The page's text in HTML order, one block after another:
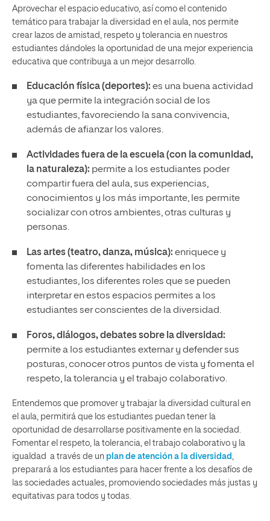
Aprovechar el espacio educativo, así como el contenido
temático para trabajar la diversidad en el aula, nos permite
crear lazos de amistad, respeto y tolerancia en nuestros
estudiantes dándoles la oportunidad de una mejor experiencia
educativa que contribuya a un mejor desarrollo.
Educación física (deportes): es una buena actividad
ya que permite la integración social de los
estudiantes, favoreciendo la sana convivencia,
además de afianzar los valores.
Actividades fuera de la escuela (con la comunidad,
la naturaleza): permite a los estudiantes poder
compartir fuera del aula, sus experiencias,
conocimientos y los más importante, les permite
socializar con otros ambientes, otras culturas y
personas.
Las artes (teatro, danza, música): enriquece y
fomenta las diferentes habilidades en los
estudiantes, los diferentes roles que se pueden
interpretar en estos espacios permites a los
estudiantes ser conscientes de la diversidad.
Foros, diálogos, debates sobre la diversidad:
permite a los estudiantes externar y defender sus
posturas, conocer otros puntos de vista y fomenta el
respeto, la tolerancia y el trabajo colaborativo.
Entendemos que promover y trabajar la diversidad cultural en
el aula, permitirá que los estudiantes puedan tener la
oportunidad de desarrollarse positivamente en la sociedad.
Fomentar el respeto, la tolerancia, el trabajo colaborativo y la
igualdad a través de un plan de atención a la diversidad
preparará a los estudiantes para hacer frente a los desafíos de
las sociedades actuales, promoviendo sociedades más justas y
equitativas para todos y todas.